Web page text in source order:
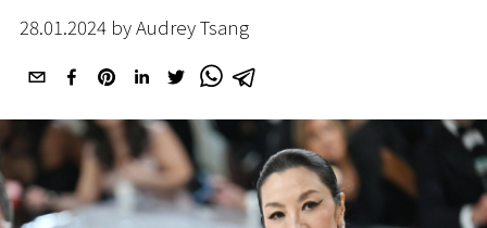
28.01.2024 by Audrey Tsang